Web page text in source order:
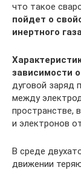
что такое
пойдет о
инертного
зависимости
дуговой заряд
между
пространстве,
и электронов
В среде
движении